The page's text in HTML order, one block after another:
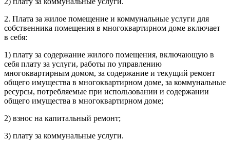
2. Плата за жилое помещение и коммунальные услуги для
собственника помещения в многоквартирном доме включает
в себя:
1) плату за содержание жилого помещения, включающую в
себя плату за услуги, работы по управлению
многоквартирным домом, за содержание и текущий ремонт
общего имущества в многоквартирном доме, за коммунальные
ресурсы, потребляемые при использовании и содержании
общего имущества в многоквартирном доме;
2) взнос на капитальный ремонт;
3) плату за коммунальные услуги.